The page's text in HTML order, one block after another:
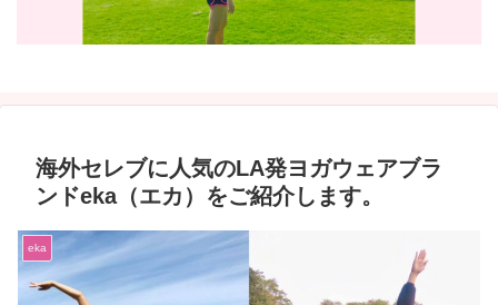
海外セレブに人気のLA発ヨガウェアブラ
ンドeka（エカ）をご紹介します。
eka